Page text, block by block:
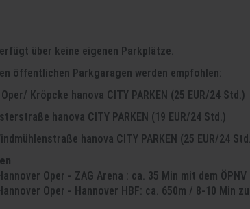
über keine eigenen Parkplätze.
öffentlichen Parkgaragen werden empfohlen:
Kröpcke hanova CITY PARKEN (25 EUR/24 Std.)
hanova CITY PARKEN (19 EUR/24 Std.)
hanova CITY PARKEN (25 EUR/24
Oper - ZAG Arena : ca. 35 Min mit dem
Oper - Hannover HBF: ca. 650m / 8-10 Min